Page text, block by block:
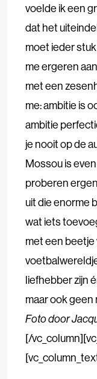
voelde ik een
dat het
moet ieder
me ergeren
met een
me: ambitie is
ambitie
je nooit op de
Mossou is
proberen
uit die enorme
wat iets
met een beetje
liefhebber zijn
maar ook geen
Foto door
[/